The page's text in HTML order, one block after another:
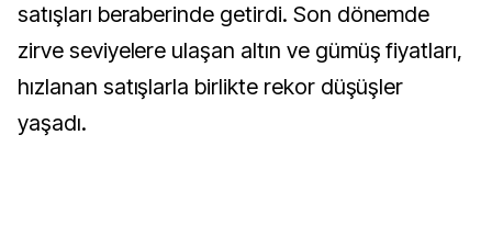
satışları beraberinde getirdi. Son dönemde
zirve seviyelere ulaşan altın ve gümüş fiyatları,
hızlanan satışlarla birlikte rekor düşüşler
yaşadı.